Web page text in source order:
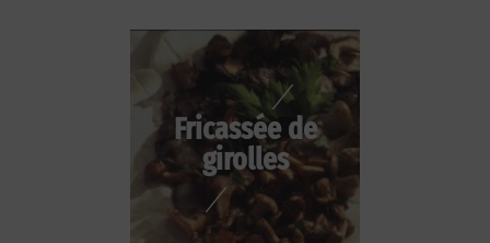
Fricassée de
girolles